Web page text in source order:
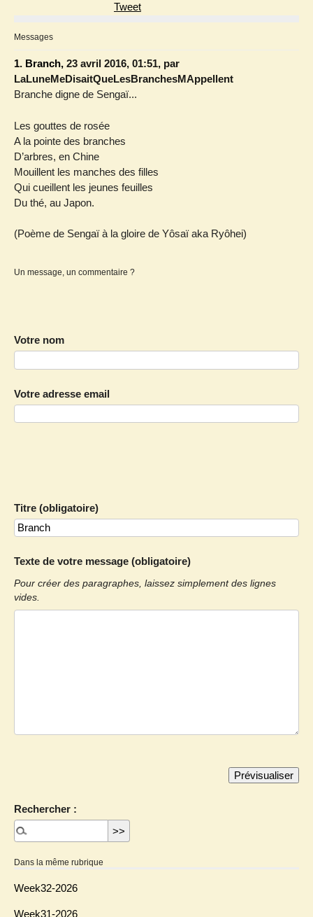
Tweet
Messages
1. Branch, 23 avril 2016, 01:51, par
LaLuneMeDisaitQueLesBranchesMAppellent
Branche digne de Sengaï...
Les gouttes de rosée
A la pointe des branches
D’arbres, en Chine
Mouillent les manches des filles
Qui cueillent les jeunes feuilles
Du thé, au Japon.
(Poème de Sengaï à la gloire de Yôsaï aka Ryôhei)
Un message, un commentaire ?
Votre nom
Votre adresse email
Titre (obligatoire)
Texte de votre message (obligatoire)
Pour créer des paragraphes, laissez simplement des lignes
vides.
Rechercher :
Dans la même rubrique
Week32-2026
Week31-2026